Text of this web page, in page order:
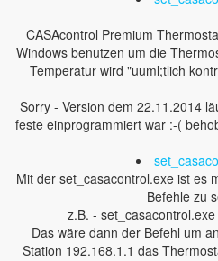
CASAcontrol Premium
Windows benutzen um die
Temperatur wird "uuml;tlich
Sorry - Version dem 22.11.2014
feste einprogrammiert war :-(
Mit der set_casacontrol.exe ist es
Befehle zu
z.B. -
Das wäre dann der Befehl um
Station 192.168.1.1 das